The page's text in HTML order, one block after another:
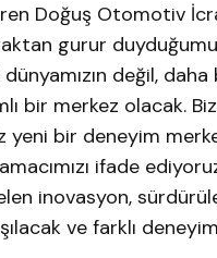
Doğuş Otomotiv
gurur
değil,
bir merkez olacak.
yeni bir deneyim
ifade
inovasyon,
ve farklı